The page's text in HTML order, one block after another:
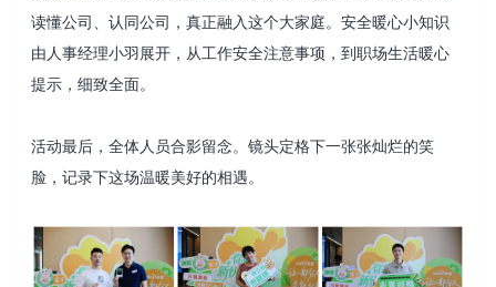
读懂公司、认同公司，真正融入这个大家庭。安全暖心小知识
由人事经理小羽展开，从工作安全注意事项，到职场生活暖心
提示，细致全面。
活动最后，全体人员合影留念。镜头定格下一张张灿烂的笑
脸，记录下这场温暖美好的相遇。